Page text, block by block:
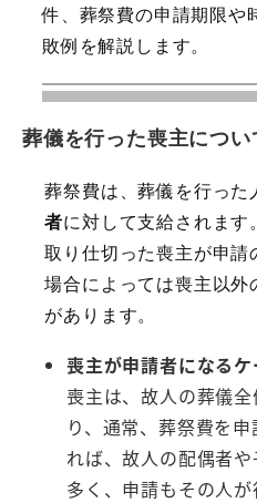
件、葬祭費の申請期限や
敗例を解説します。
葬儀を行った喪主につい
葬祭費は、葬儀を行った
者に対して支給されます
取り仕切った喪主が申請
場合によっては喪主以外
があります。
喪主が申請者になるケ
喪主は、故人の葬儀
り、通常、葬祭費を
れば、故人の配偶者
多く、申請もその人が